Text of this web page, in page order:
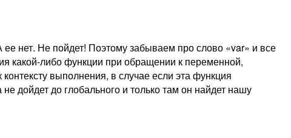
нет. Не пойдет! Поэтому забываем про слово «var» и все
какой-либо функции при обращении к переменной,
выполнения, в случае если эта функция
дойдет до глобального и только там он найдет нашу